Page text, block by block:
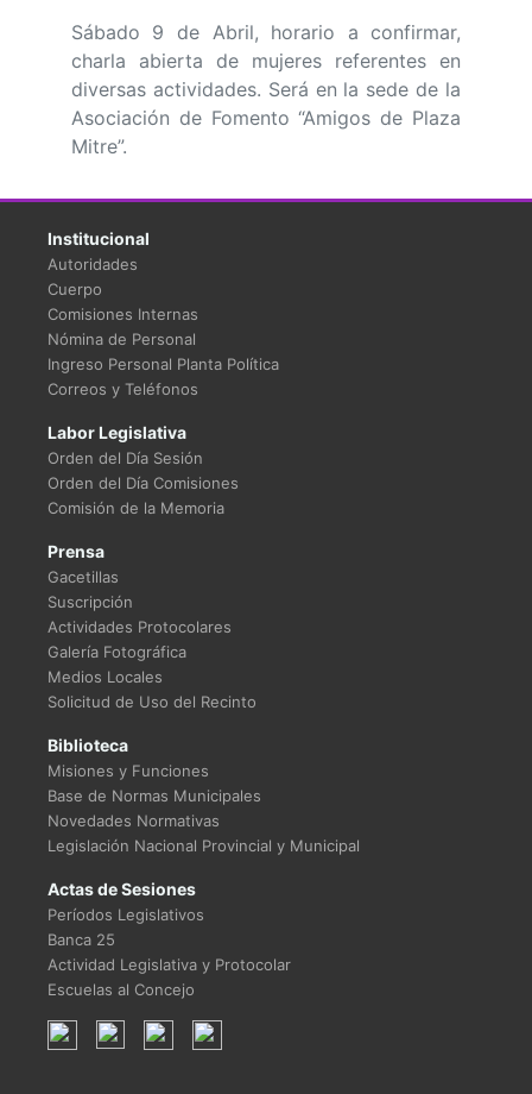
Sábado 9 de Abril, horario a confirmar,
charla abierta de mujeres referentes en
diversas actividades. Será en la sede de la
Asociación de Fomento “Amigos de Plaza
Mitre”.
Institucional
Autoridades
Cuerpo
Comisiones Internas
Nómina de Personal
Ingreso Personal Planta Política
Correos y Teléfonos
Labor Legislativa
Orden del Día Sesión
Orden del Día Comisiones
Comisión de la Memoria
Prensa
Gacetillas
Suscripción
Actividades Protocolares
Galería Fotográfica
Medios Locales
Solicitud de Uso del Recinto
Biblioteca
Misiones y Funciones
Base de Normas Municipales
Novedades Normativas
Legislación Nacional Provincial y Municipal
Actas de Sesiones
Períodos Legislativos
Banca 25
Actividad Legislativa y Protocolar
Escuelas al Concejo